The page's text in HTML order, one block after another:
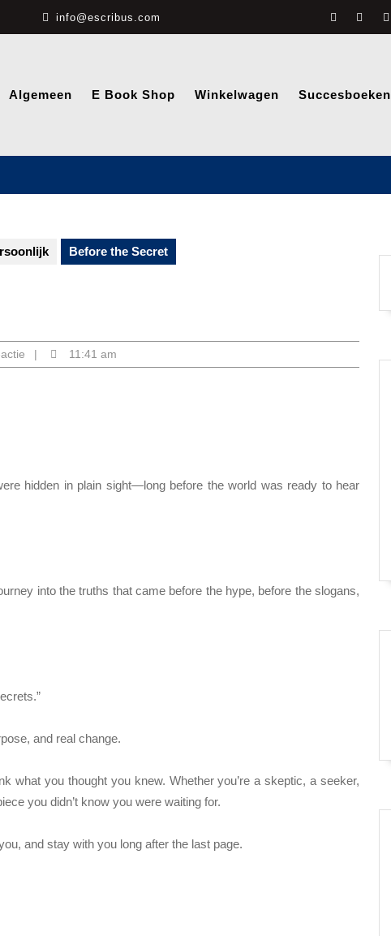
info@escribus.com
Algemeen E Book Shop Winkelwagen Succesboeken
Before the Secret
| 11:41 am
hidden in plain sight—long before the world was ready to hear
into the truths that came before the hype, before the slogans,
and real change.
what you thought you knew. Whether you’re a skeptic, a seeker,
you didn’t know you were waiting for.
and stay with you long after the last page.